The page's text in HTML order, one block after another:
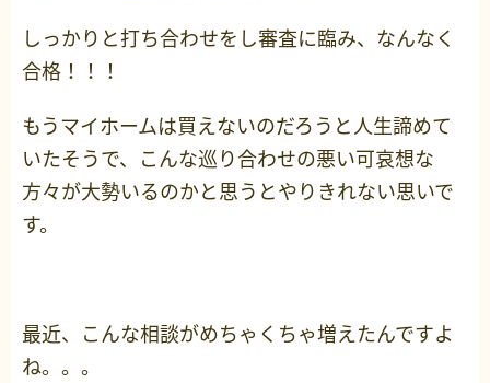
しっかりと打ち合わせをし審査に臨み、なんなく
合格！！！
もうマイホームは買えないのだろうと人生諦めて
いたそうで、こんな巡り合わせの悪い可哀想な
方々が大勢いるのかと思うとやりきれない思いで
す。
最近、こんな相談がめちゃくちゃ増えたんですよ
ね。。。